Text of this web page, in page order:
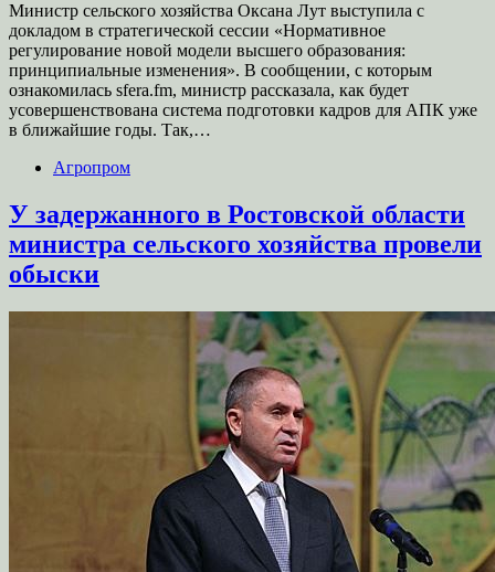
Министр сельского хозяйства Оксана Лут выступила с
докладом в стратегической сессии «Нормативное
регулирование новой модели высшего образования:
принципиальные изменения». В сообщении, с которым
ознакомилась sfera.fm, министр рассказала, как будет
усовершенствована система подготовки кадров для АПК уже
в ближайшие годы. Так,…
Агропром
У задержанного в Ростовской области
министра сельского хозяйства провели
обыски